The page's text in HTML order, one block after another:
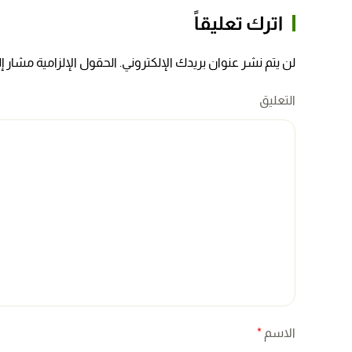
اترك تعليقاً
لن يتم نشر عنوان بريدك الإلكتروني. الحقول الإلزامية مشار
التعليق
الاسم *